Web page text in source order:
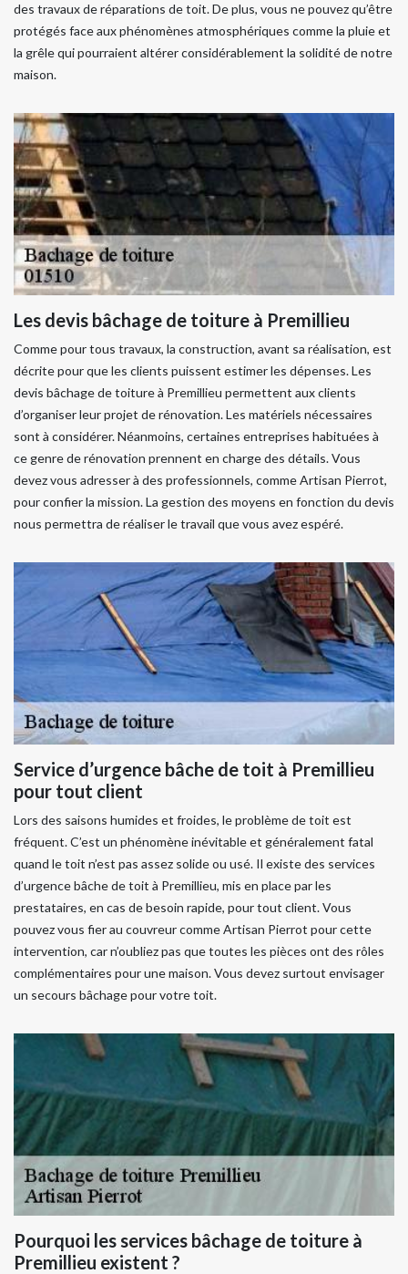
des travaux de réparations de toit. De plus, vous ne pouvez qu’être
protégés face aux phénomènes atmosphériques comme la pluie et
la grêle qui pourraient altérer considérablement la solidité de notre
maison.
Les devis bâchage de toiture à Premillieu
Comme pour tous travaux, la construction, avant sa réalisation, est
décrite pour que les clients puissent estimer les dépenses. Les
devis bâchage de toiture à Premillieu permettent aux clients
d’organiser leur projet de rénovation. Les matériels nécessaires
sont à considérer. Néanmoins, certaines entreprises habituées à
ce genre de rénovation prennent en charge des détails. Vous
devez vous adresser à des professionnels, comme Artisan Pierrot,
pour confier la mission. La gestion des moyens en fonction du devis
nous permettra de réaliser le travail que vous avez espéré.
Service d’urgence bâche de toit à Premillieu
pour tout client
Lors des saisons humides et froides, le problème de toit est
fréquent. C’est un phénomène inévitable et généralement fatal
quand le toit n’est pas assez solide ou usé. Il existe des services
d’urgence bâche de toit à Premillieu, mis en place par les
prestataires, en cas de besoin rapide, pour tout client. Vous
pouvez vous fier au couvreur comme Artisan Pierrot pour cette
intervention, car n’oubliez pas que toutes les pièces ont des rôles
complémentaires pour une maison. Vous devez surtout envisager
un secours bâchage pour votre toit.
Pourquoi les services bâchage de toiture à
Premillieu existent ?